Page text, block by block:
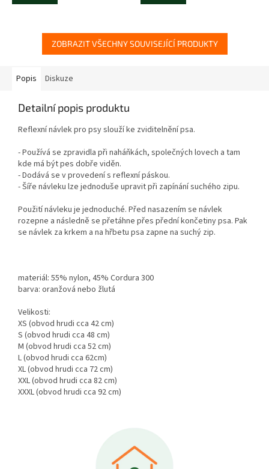
ZOBRAZIT VŠECHNY SOUVISEJÍCÍ PRODUKTY
Popis Diskuze
Detailní popis produktu
Reflexní návlek pro psy slouží ke zviditelnění psa.
- Používá se zpravidla při naháňkách, společných lovech a tam
kde má být pes dobře viděn.
- Dodává se v provedení s reflexní páskou.
- Šíře návleku lze jednoduše upravit při zapínání suchého zipu.
Použití návleku je jednoduché. Před nasazením se návlek
rozepne a následně se přetáhne přes přední končetiny psa. Pak
se návlek za krkem a na hřbetu psa zapne na suchý zip.
materiál: 55% nylon, 45% Cordura 300
barva: oranžová nebo žlutá
Velikosti:
XS (obvod hrudi cca 42 cm)
S (obvod hrudi cca 48 cm)
M (obvod hrudi cca 52 cm)
L (obvod hrudi cca 62cm)
XL (obvod hrudi cca 72 cm)
XXL (obvod hrudi cca 82 cm)
XXXL (obvod hrudi cca 92 cm)